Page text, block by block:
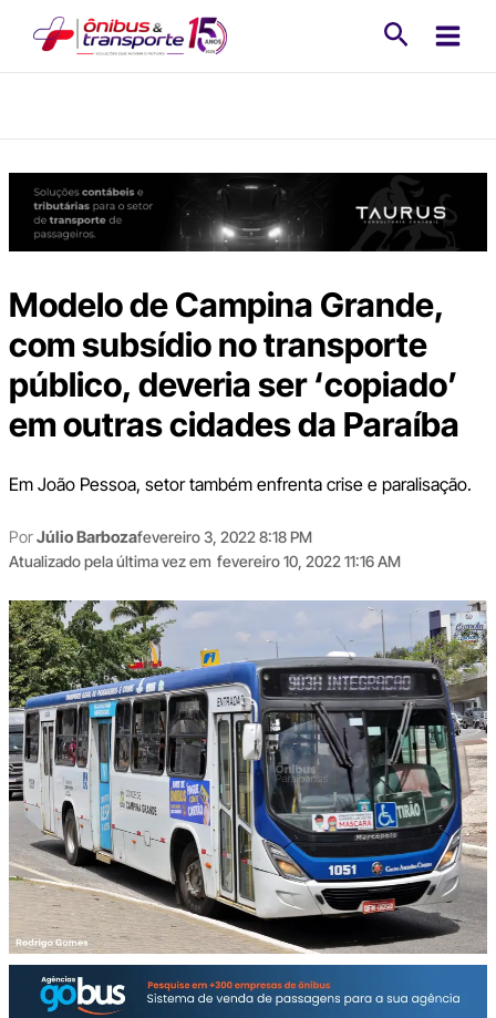
Modelo de Campina Grande,
com subsídio no transporte
público, deveria ser ‘copiado’
em outras cidades da Paraíba
Em João Pessoa, setor também enfrenta crise e paralisação.
PorJúlio Barbozafevereiro 3, 2022 8:18 PM
Atualizado pela última vez em fevereiro 10, 2022 11:16 AM